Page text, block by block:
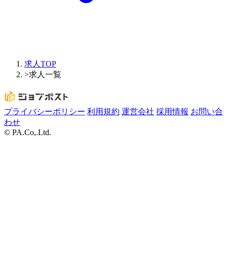
求人TOP
>求人一覧
プライバシーポリシー 利用規約 運営会社 採用情報 お問い合
わせ
© PA.Co,.Ltd.